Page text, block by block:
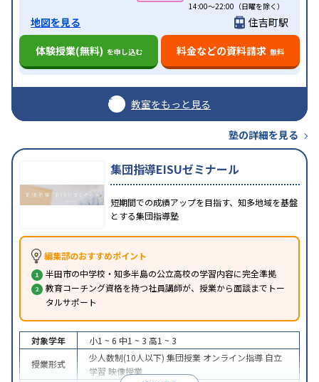
14:00〜22:00（日曜を除く）
地図を見る
住吉町駅
体験授業(無料) を申し込む 料金などの資料請求 無料
教室をもっと見る
塾の詳細を見る
集団指導EISUゼミナール
短期間での成績アップを目指す、知多地域を基盤
とする集団指導塾
編集部のおすすめポイント
半田市の中学校・知多半島の公立高校の学習内容に完全準拠
教育コーチング資格を持つ社員講師が、授業から面談までトー
タルサポート
対象学年 小1 ~ 6 中1 ~ 3 高1 ~ 3
授業形式
少人数制(10人以下) 集団授業 オンライン指導 自立
学習 映像授業